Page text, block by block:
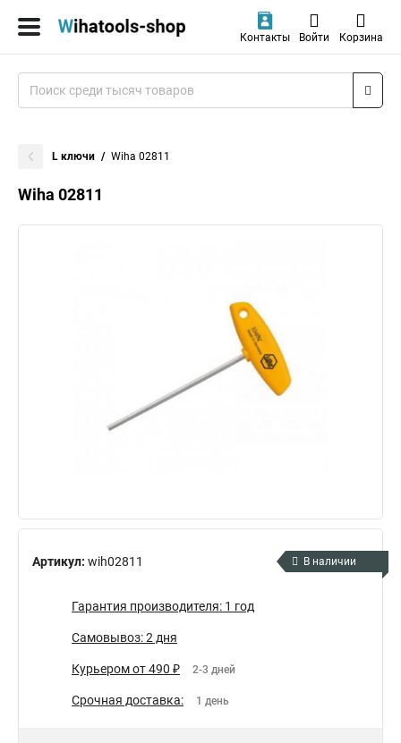
Контакты Войти Корзина
L ключи Wiha 02811
Wiha 02811
Артикул: wih02811 В наличии
Гарантия производителя: 1 год
Самовывоз: 2 дня
Курьером от 490 ₽ 2-3 дней
Срочная доставка: 1 день